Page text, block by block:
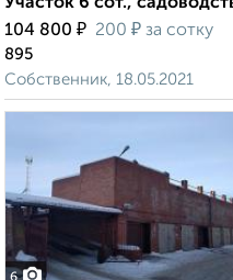
Участок 6 сот.,
104 800 ₽ 200 ₽ за сотку
895
Собственник, 18.05.2021